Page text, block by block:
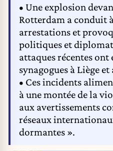
• Une explosion
Rotterdam a conduit
arrestations et
politiques et
attaques récentes ont
synagogues à Liège
• Ces incidents
à une montée de la
aux avertissements
réseaux
dormantes ».